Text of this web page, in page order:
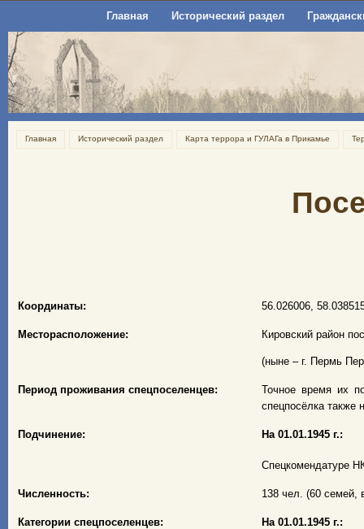
Главная Исторический раздел
Главная Исторический раздел Карта террора и ГУЛАГа в Прикамье
Координаты: 56.026006,
Месторасположение: Кировский район
(ныне – г. Пермь
Период проживания спецпоселенцев:
Точное время их
спецпосёлка также
Подчинение: На 01.01.1945 г.:
Спецкомендатуре
Численность: 138 чел. (60 семей,
Категории спецпоселенцев: На 01.01.1945 г.: